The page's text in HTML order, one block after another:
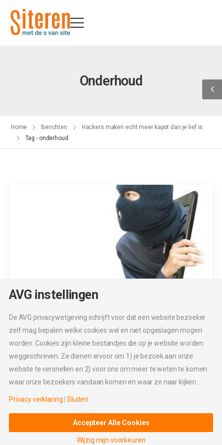
Onderhoud
Home Berichten
Hackers maken echt meer kapot dan je lief is
Tag - onderhoud
3 september 2017inBlog en tips
Hackers maken echt meer kapot dan je
lief is
Willeke 0Like Post 0Comment
ben ik al alert op de beveiliging en het onderhoud van mijn
ECHT meer kapot dan je lief is… ...
AVG instellingen
De AVG privacywetgeving schrijft voor dat een website bezoeker
zelf mag bepalen welke cookies wel en niet opgeslagen mogen
worden. Cookies zijn kleine bestandjes die op je website worden
weggeschreven. Ze dienen ervoor om 1) je bezoek aan onze
website te versnellen en 2) voor ons om meer te weten te komen
waar onze bezoekers vandaan komen en waar ze naar kijken.
Privacy verklaring |Sluiten
Accepteer Alle Cookies
Wijzig mijn voorkeuren